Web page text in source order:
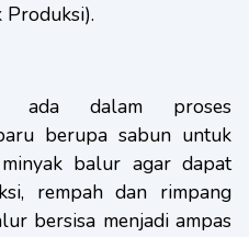
Produksi).
ada dalam proses
berupa sabun untuk
balur agar dapat
rempah dan rimpang
bersisa menjadi ampas